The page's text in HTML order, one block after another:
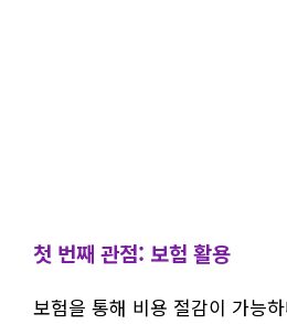
첫 번째 관점: 보험 활용
보험을 통해 비용 절감이 가능